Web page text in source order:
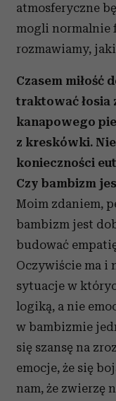
atmosferyczne
mogli normalnie
rozmawiamy,
Czasem miłość
traktować łosia
kanapowego
z kreskówki.
konieczności
Czy bambizm
Moim zdaniem,
bambizm jest
budować
Oczywiście ma i
sytuacje w
logiką, a nie
w bambizmie
się szansę na
emocje, że się
nam, że zwierzę